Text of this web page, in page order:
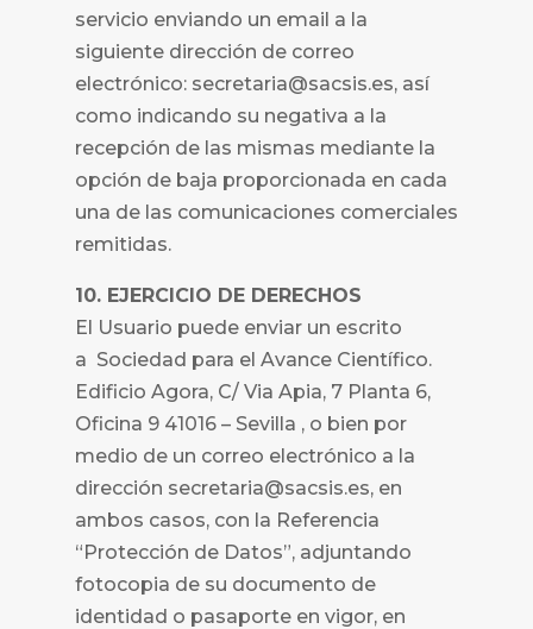
servicio enviando un email a la
siguiente dirección de correo
electrónico: secretaria@sacsis.es, así
como indicando su negativa a la
recepción de las mismas mediante la
opción de baja proporcionada en cada
una de las comunicaciones comerciales
remitidas.
10. EJERCICIO DE DERECHOS
El Usuario puede enviar un escrito
a Sociedad para el Avance Científico.
Edificio Agora, C/ Via Apia, 7 Planta 6,
Oficina 9 41016 – Sevilla , o bien por
medio de un correo electrónico a la
dirección secretaria@sacsis.es, en
ambos casos, con la Referencia
“Protección de Datos”, adjuntando
fotocopia de su documento de
identidad o pasaporte en vigor, en